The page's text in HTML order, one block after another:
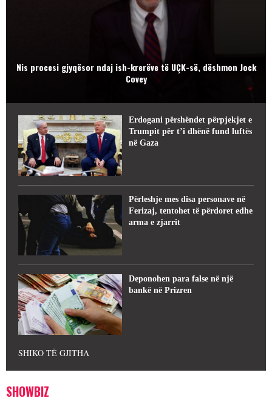
Nis procesi gjyqësor ndaj ish-krerëve të UÇK-së, dëshmon Jock
Covey
Erdogani përshëndet përpjekjet e
Trumpit për t’i dhënë fund luftës
në Gaza
Përleshje mes disa personave në
Ferizaj, tentohet të përdoret edhe
arma e zjarrit
Deponohen para false në një
bankë në Prizren
SHIKO TË GJITHA
SHOWBIZ